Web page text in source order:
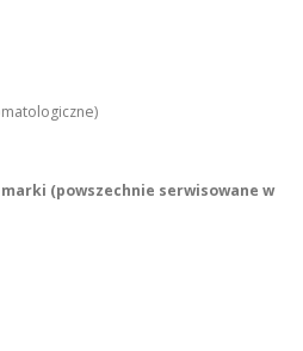
(powszechnie serwisowane w